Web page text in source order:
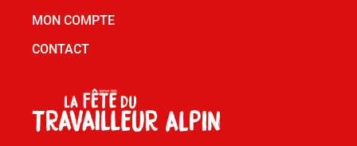
MON COMPTE
CONTACT